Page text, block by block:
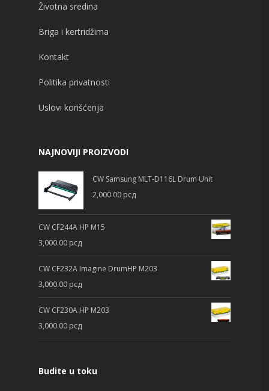
Životna sredina
Briga i kertridžima
Kontakt
Politika privatnosti
Uslovi korišćenja
NAJNOVIJI PROIZVODI
CW Samsung MLT-D116L Drum Unit
2,000.00 рсд
CW CF244A HP M15
3,000.00 рсд
CW CF232A Imagine DrumHP M203
3,000.00 рсд
CW CF230A HP M203
3,000.00 рсд
Budite u toku